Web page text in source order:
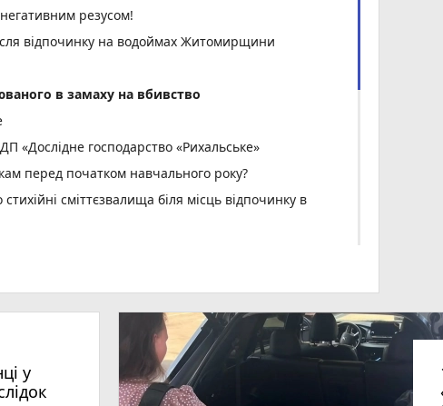
резусом!
відпочинку на водоймах Житомирщини
в замаху на вбивство
господарство «Рихальське»
перед початком навчального року?
сміттєзвалища біля місць відпочинку в
вода на відповідає нормам
- 21-річного житомирянина
у